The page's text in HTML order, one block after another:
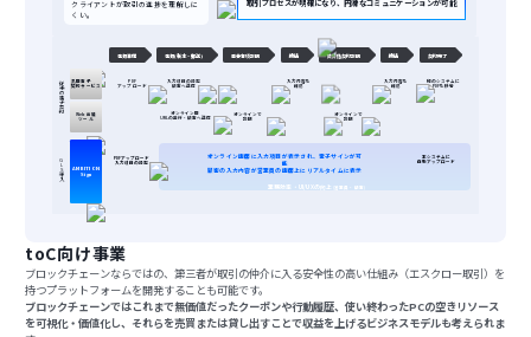
クライアントが取引の進捗を理解しに
くい。
取引プロセスが明確になり、円滑なコミュニケーションが可能
AMBITION
Sign
PDFアップロード
入力項目の設定
本システムに
自動アップロード
オンライン画面に入力項目が表示され、電子サインが可
能
顧客の入力内容が営業員の画面上にリアルタイムに表示
業務効率・UI/UXの向上 (営業員・顧客)
書類準備 書類(製本・郵送) 重要事項説明 締結 賃貸借契約説明 締結 契約完了
従
来
の
電
子
契
約
G
L
S
導
入
オンライン用
URLの発行・顧客へ送信
オンラインで
説明
入力内容を
確認
オンラインで
説明
入力内容を
確認
他のシステムに
PDFを移管
PDF
アップロード
入力項目の設定
顧客へ送信
汎用電子
契約サービス
Web会議
ツール
toC向け事業
ブロックチェーンならではの、第三者が取引の仲介に入る安全性の高い仕組み（エスクロー取引）を
持つプラットフォームを開発することも可能です。
ブロックチェーンではこれまで無価値だったクーポンや行動履歴、使い終わったPCの空きリソース
を可視化・価値化し、それらを売買または貸し出すことで収益を上げるビジネスモデルも考えられま